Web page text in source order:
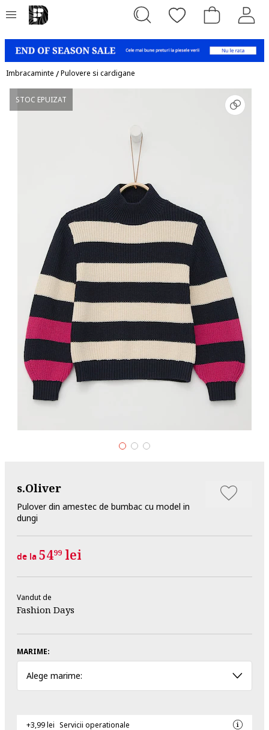
Imbracaminte /Pulovere si cardigane
STOC EPUIZAT
s.Oliver
Pulover din amestec de bumbac cu model in
dungi
de la5499 lei
Vandut de
Fashion Days
MARIME:
Alege marime:
+3,99 lei Servicii operationale